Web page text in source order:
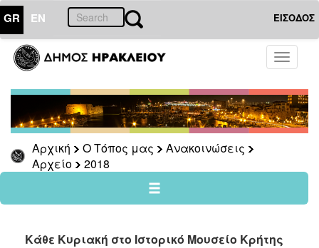
GR EN ΕΙΣΟΔΟΣ
Toggle
Αρχική Ο Τόπος μας
Ανακοινώσεις
Αρχείο
2018
ΤΟΠΟΣ
ΜΑΣ
Ανακοινώσεις
Αρχείο
2026
2025
Κάθε Κυριακή στο Ιστορικό Μουσείο Κρήτης